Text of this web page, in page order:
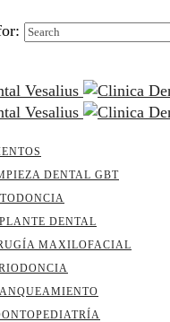
DENTAL GBT
DENTAL
MAXILOFACIAL